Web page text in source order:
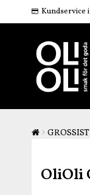
Kundservice
GROSSIST
OliOli